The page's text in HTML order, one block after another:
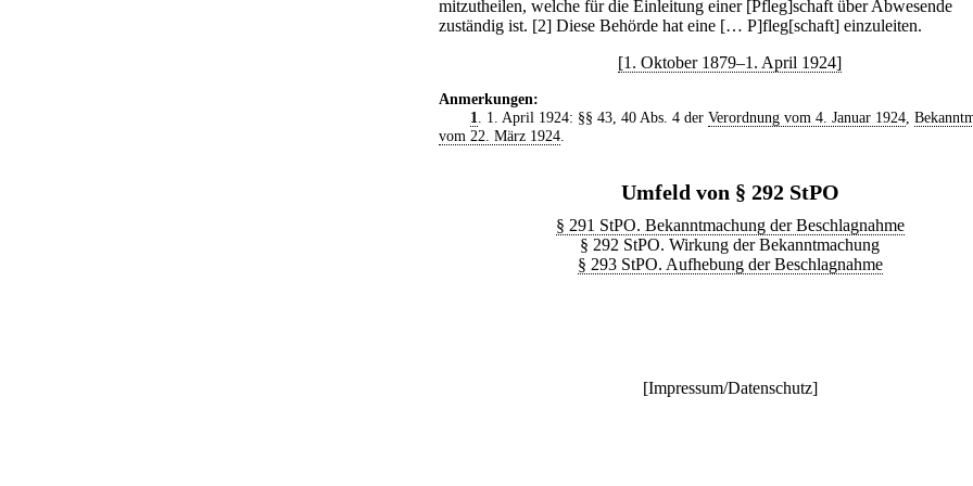
mitzutheilen, welche für die Einleitung einer [Pfleg]schaft über Abwesende
zuständig ist. [2] Diese Behörde hat eine [… P]fleg[schaft] einzuleiten.
[1. Oktober 1879–1. April 1924]
Anmerkungen:
1
. 1. April 1924: §§ 43, 40 Abs. 4 der Verordnung vom 4. Januar 1924,
vom 22. März 1924
Umfeld von § 292 StPO
§ 291 StPO. Bekanntmachung der Beschlagnahme
§ 292 StPO. Wirkung der Bekanntmachung
§ 293 StPO. Aufhebung der Beschlagnahme
[Impressum/Datenschutz]